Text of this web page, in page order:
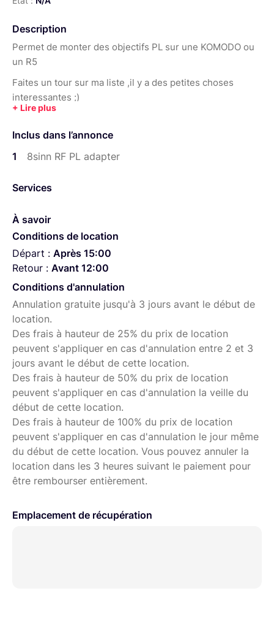
Description
Permet de monter des objectifs PL sur une KOMODO ou
un R5
Faites un tour sur ma liste ,il y a des petites choses
interessantes ;)
Inclus dans l’annonce
1
8sinn RF PL adapter
Services
À savoir
Conditions de location
Départ : Après 15:00
Retour : Avant 12:00
Conditions d'annulation
Annulation gratuite jusqu'à 3 jours avant le début de
location.
Des frais à hauteur de 25% du prix de location
peuvent s'appliquer en cas d'annulation entre 2 et 3
jours avant le début de cette location.
Des frais à hauteur de 50% du prix de location
peuvent s'appliquer en cas d'annulation la veille du
début de cette location.
Des frais à hauteur de 100% du prix de location
peuvent s'appliquer en cas d'annulation le jour même
du début de cette location. Vous pouvez annuler la
location dans les 3 heures suivant le paiement pour
être rembourser entièrement.
Emplacement de récupération